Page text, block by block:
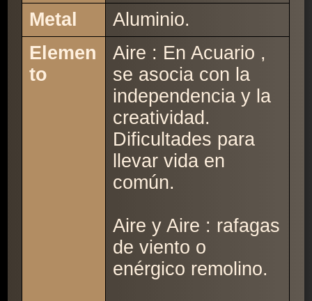
Metal
Aluminio.
Elemen
to
Aire : En Acuario ,
se asocia con la
independencia y la
creatividad.
Dificultades para
llevar vida en
común.
Aire y Aire : rafagas
de viento o
enérgico remolino.